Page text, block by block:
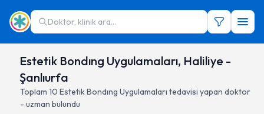
Doktor, klinik ara...
Estetik Bondıng Uygulamaları, Haliliye -
Şanlıurfa
Toplam 10 Estetik Bondıng Uygulamaları tedavisi yapan doktor
- uzman bulundu